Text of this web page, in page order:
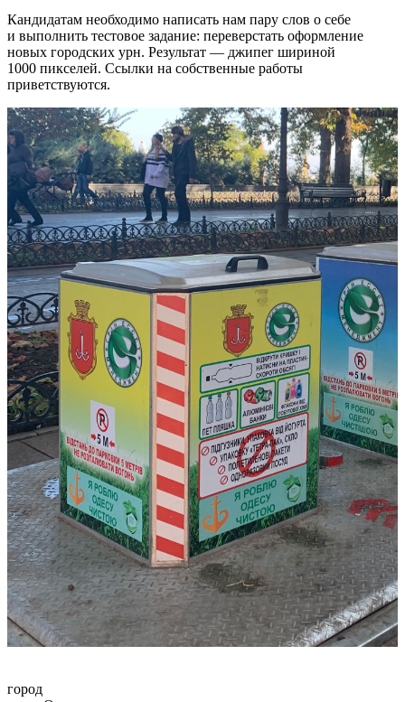
Кандидатам необходимо написать нам пару слов о себе
и выполнить тестовое задание: переверстать оформление
новых городских урн. Результат — джипег шириной
1000 пикселей. Ссылки на собственные работы
приветствуются.
город